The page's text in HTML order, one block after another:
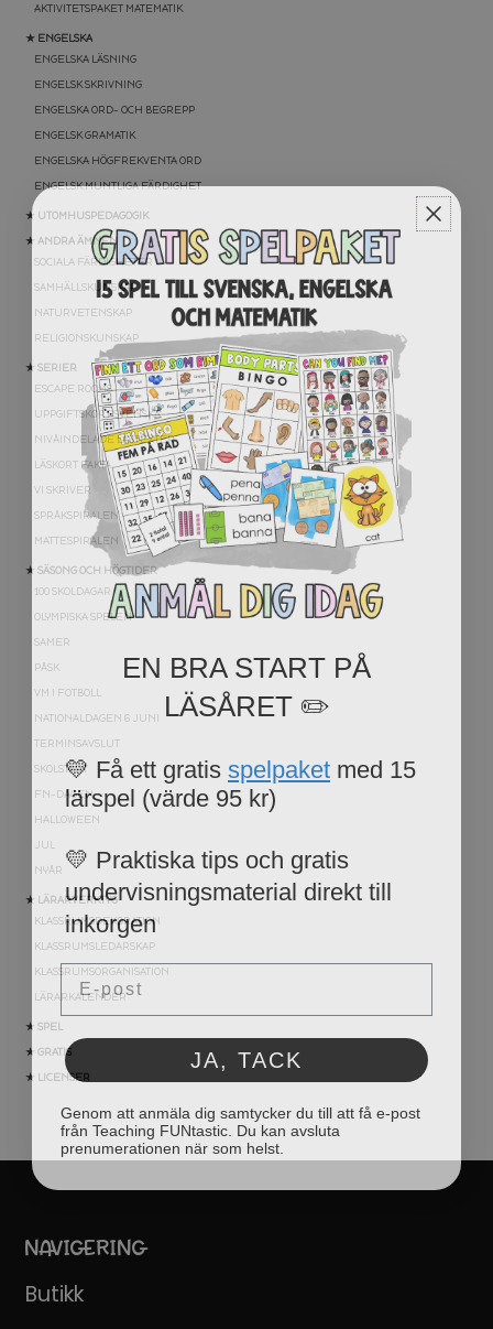
AKTIVITETSPAKET MATEMATIK
★ ENGELSKA
ENGELSKA LÄSNING
ENGELSK SKRIVNING
ENGELSKA ORD- OCH BEGREPP
ENGELSK GRAMATIK
ENGELSKA HÖGFREKVENTA ORD
ENGELSK MUNTLIGA FÄRDIGHET
★ UTOMHUSPEDAGOGIK
★ ANDRA ÄMNEN
SOCIALA FÄRDIGHETER
SAMHÄLLSKUNSKAP
NATURVETENSKAP
RELIGIONSKUNSKAP
★ SERIER
ESCAPE ROOMS
UPPGIFTSKORT SVENSKA
NIVÅINDELADE LÄSTEXTER
LÄSKORT FAKTA
VI SKRIVER
SPRÅKSPIRALEN
MATTESPIRALEN
★ SÄSONG OCH HÖGTIDER
100 SKOLDAGAR
OLYMPISKA SPELEN
SAMER
PÅSK
VM I FOTBOLL
NATIONALDAGEN 6 JUNI
TERMINSAVSLUT
SKOLSTART
FN-DAGEN
HALLOWEEN
JUL
NYÅR
★ LÄRARVERKTYG
KLASSRUMSDEKORATION
KLASSRUMSLEDARSKAP
KLASSRUMSORGANISATION
LÄRARKALENDER
★ SPEL
★ GRATIS
★ LICENSER
NAVIGERING
Butikk
EN BRA START PÅ
LÄSÅRET ✏️
💛 Få ett gratis
lärspel (värde 95 kr)
💛 Praktiska tips och gratis
undervisningsmaterial direkt till
inkorgen
Email
JA, TACK
från Teaching FUNtastic. Du kan avsluta
prenumerationen när som helst.